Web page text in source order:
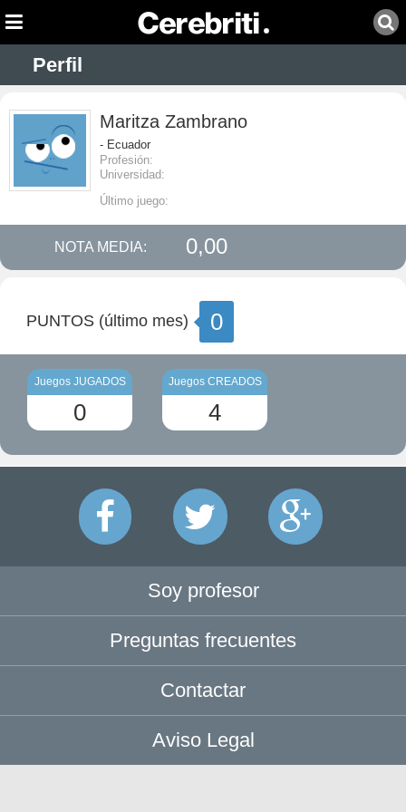
Perfil
Maritza Zambrano
- Ecuador
Profesión:
Universidad:
Último juego:
NOTA MEDIA: 0,00
PUNTOS (último mes) 0
Juegos JUGADOS
0
Juegos CREADOS
4
Soy profesor
Preguntas frecuentes
Contactar
Aviso Legal